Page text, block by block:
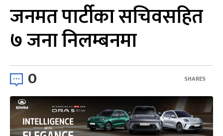
जनमत पार्टीका सचिवसहित
७ जना निलम्बनमा
0 SHARES